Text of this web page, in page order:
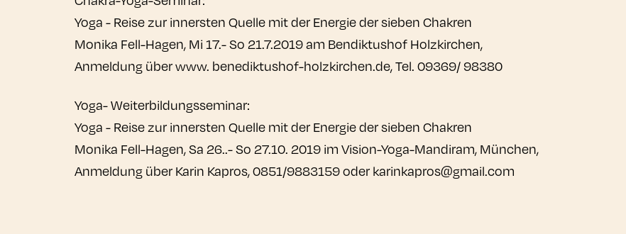
Yoga - Reise zur innersten Quelle mit der Energie der sieben Chakren
Monika Fell-Hagen, Mi 17.- So 21.7.2019 am Bendiktushof Holzkirchen,
Anmeldung über www. benediktushof-holzkirchen.de, Tel. 09369/ 98380
Yoga- Weiterbildungsseminar:
Yoga - Reise zur innersten Quelle mit der Energie der sieben Chakren
Monika Fell-Hagen, Sa 26..- So 27.10. 2019 im Vision-Yoga-Mandiram, München,
Anmeldung über Karin Kapros, 0851/9883159 oder karinkapros@gmail.com